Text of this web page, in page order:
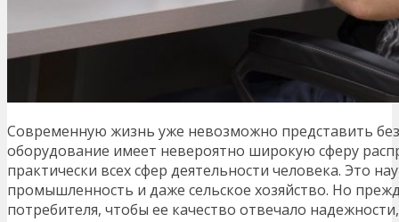
Современную жизнь уже невозможно представить
оборудование имеет невероятно широкую сферу
практически всех сфер деятельности человека. Это
промышленность и даже сельское хозяйство. Но
потребителя, чтобы ее качество отвечало